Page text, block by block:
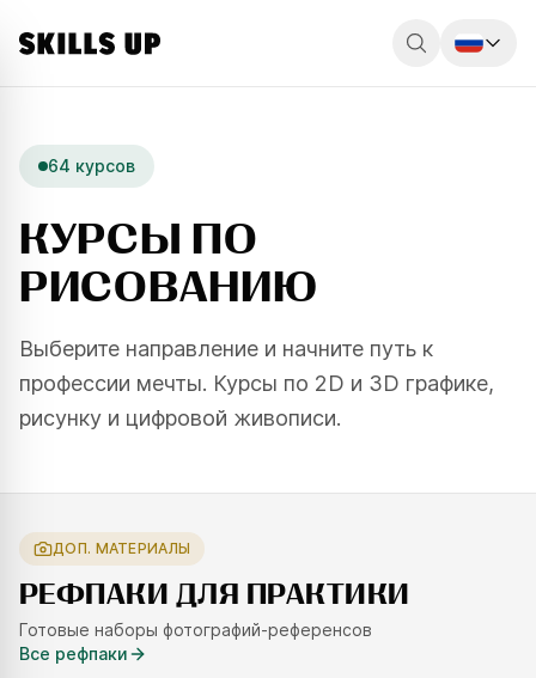
64 курсов
КУРСЫ ПО
РИСОВАНИЮ
Выберите направление и начните путь к
профессии мечты. Курсы по 2D и 3D графике,
рисунку и цифровой живописи.
ДОП. МАТЕРИАЛЫ
РЕФПАКИ ДЛЯ ПРАКТИКИ
Готовые наборы фотографий-референсов
Все рефпаки